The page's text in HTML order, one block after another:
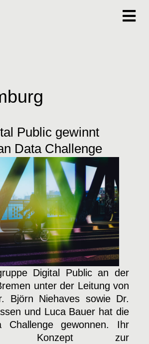
Public gewinnt
Data Challenge
Digital Public an der
unter der Leitung von
Björn Niehaves sowie Dr.
und Luca Bauer hat die
Challenge gewonnen. Ihr
Konzept zur